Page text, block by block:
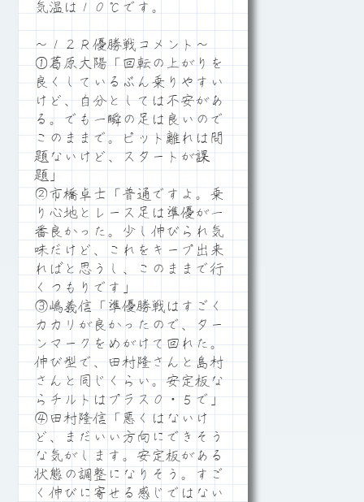
気温は１０℃です。
～１２Ｒ優勝戦コメント～
①葛原大陽「回転の上がりを
良くしているぶん乗りやすい
けど、自分としては不安があ
る。でも一瞬の足は良いので
このままで。ピット離れは問
題ないけど、スタートが課
題」
②市橋卓士「普通ですよ。乗
り心地とレース足は準優が一
番良かった。少し伸びられ気
味だけど、これをキープ出来
ればと思うし、このままで行
くつもりです」
③嶋義信「準優勝戦はすごく
カカリが良かったので、ター
ンマークをめがけて回れた。
伸び型で、田村隆さんと島村
さんと同じくらい。安定板な
らチルトはプラス０・５で」
④田村隆信「悪くはないけ
ど、まだいい方向にできそう
な気がします。安定板がある
状態の調整になりそう。すご
く伸びに寄せる感じではない